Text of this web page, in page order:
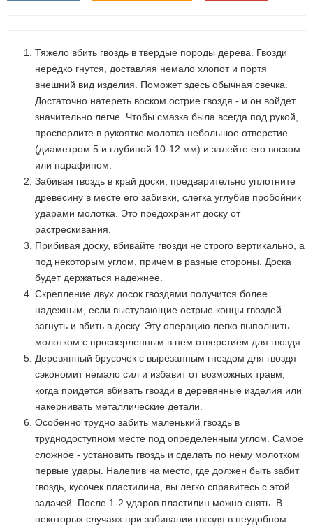
Тяжело вбить гвоздь в твердые породы дерева. Гвозди
нередко гнутся, доставляя немало хлопот и портя
внешний вид изделия. Поможет здесь обычная свечка.
Достаточно натереть воском острие гвоздя - и он войдет
значительно легче. Чтобы смазка была всегда под рукой,
просверлите в рукоятке молотка небольшое отверстие
(диаметром 5 и глубиной 10-12 мм) и залейте его воском
или парафином.
Забивая гвоздь в край доски, предварительно уплотните
древесину в месте его забивки, слегка углубив пробойник
ударами молотка. Это предохранит доску от
растрескивания.
Прибивая доску, вбивайте гвозди не строго вертикально, а
под некоторым углом, причем в разные стороны. Доска
будет держаться надежнее.
Скрепление двух досок гвоздями получится более
надежным, если выступающие острые концы гвоздей
загнуть и вбить в доску. Эту операцию легко выполнить
молотком с просверленным в нем отверстием для гвоздя.
Деревянный брусочек с вырезанным гнездом для гвоздя
сэкономит немало сил и избавит от возможных травм,
когда придется вбивать гвозди в деревянные изделия или
накернивать металлические детали.
Особенно трудно забить маленький гвоздь в
труднодоступном месте под определенным углом. Самое
сложное - установить гвоздь и сделать по нему молотком
первые удары. Налепив на место, где должен быть забит
гвоздь, кусочек пластилина, вы легко справитесь с этой
задачей. После 1-2 ударов пластилин можно снять. В
некоторых случаях при забивании гвоздя в неудобном